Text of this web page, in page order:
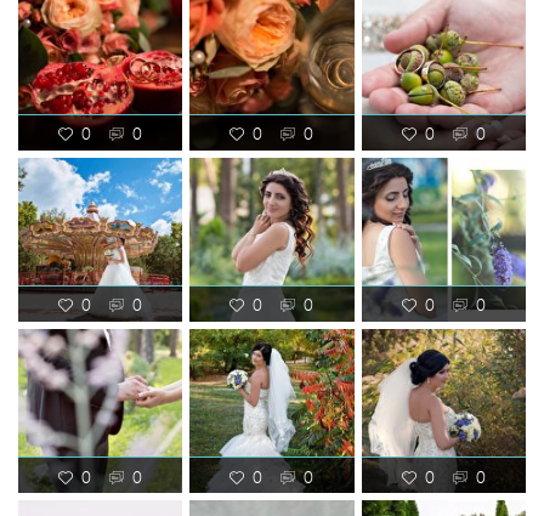
0 0 0 0 0 0
0 0 0 0 0 0
0 0 0 0 0 0